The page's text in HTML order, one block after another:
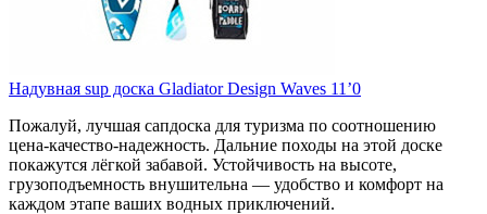
Надувная sup доска Gladiator Design Waves 11’0
Пожалуй, лучшая сапдоска для туризма по соотношению
цена-качество-надежность. Дальние походы на этой доске
покажутся лёгкой забавой. Устойчивость на высоте,
грузоподъемность внушительна — удобство и комфорт на
каждом этапе ваших водных приключений.